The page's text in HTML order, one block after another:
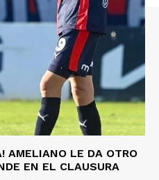
AMELIANO LE DA OTRO
EN EL CLAUSURA